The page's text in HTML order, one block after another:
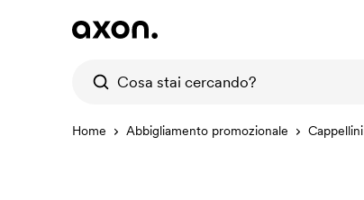
Home Abbigliamento promozionale Cappellini